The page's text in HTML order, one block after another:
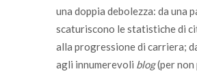
una doppia debolezza: da una
scaturiscono le statistiche di
alla progressione di carriera;
agli innumerevoli blog(per non